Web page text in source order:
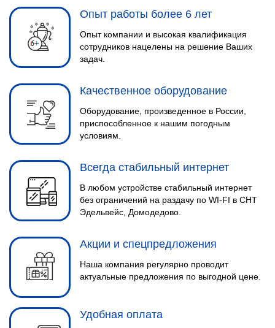
Опыт работы более 6 лет
Опыт компании и высокая квалификация
сотрудников нацелены на решение Ваших
задач.
Качественное оборудование
Оборудование, произведенное в России,
приспособленное к нашим погодным
условиям.
Всегда стабильный интернет
В любом устройстве стабильный интернет
без ограничений на раздачу по WI-FI в СНТ
Эдельвейс, Домодедово.
Акции и спецпредложения
Наша компания регулярно проводит
актуальные предложения по выгодной цене.
Удобная оплата